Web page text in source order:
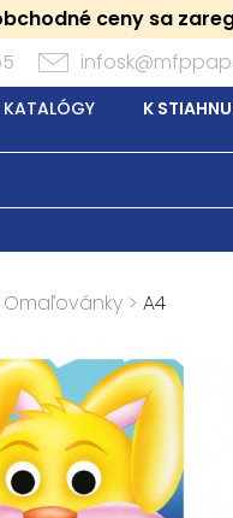
ceny sa
KATALÓGY K
Omaľovánky > A4